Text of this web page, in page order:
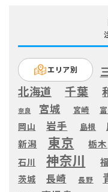
エリア別
北海道 千葉
奈良 宮城 宮崎
岡山
岩手 島根
新潟 東京 栃木
石川
神奈川
茨城 長崎 長野